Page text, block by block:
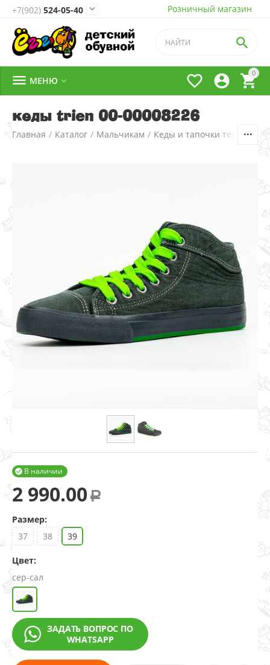
Розничный магазин
+7(902) 524-05-40 
0




 МЕНЮ 
кеды trien 00-00008226
Главная / Каталог / Мальчикам / Кеды и тапочки
В наличии

2 990.00 Р
Размер:
37
38 39
Цвет:
сер-сал
ЗАДАТЬ ВОПРОС ПО
WHATSAPP